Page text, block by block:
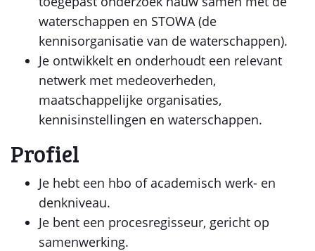
waterschappen en STOWA (de
kennisorganisatie van de waterschappen).
Je ontwikkelt en onderhoudt een relevant
netwerk met medeoverheden,
maatschappelijke organisaties,
kennisinstellingen en waterschappen.
Profiel
Je hebt een hbo of academisch werk- en
denkniveau.
Je bent een procesregisseur, gericht op
samenwerking.